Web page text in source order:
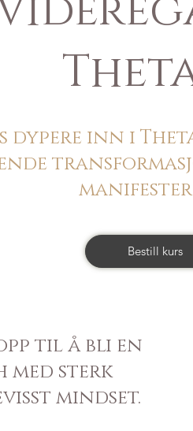
dypere inn i
Bestill kurs
til å bli en
sterk
mindset.